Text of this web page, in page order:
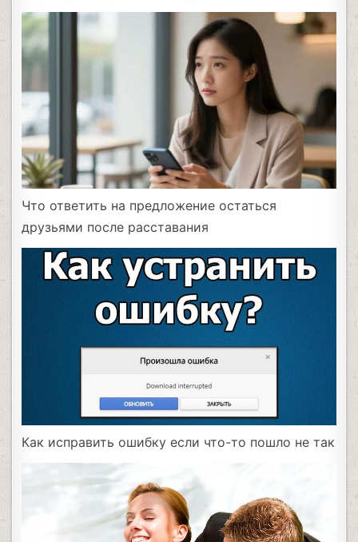
Что ответить на предложение остаться
друзьями после расставания
Как исправить ошибку если что-то пошло не так